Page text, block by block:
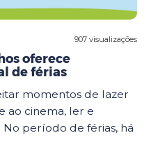
907 visualizações
oferece
de férias
momentos de lazer
ao cinema, ler e
No período de férias, há